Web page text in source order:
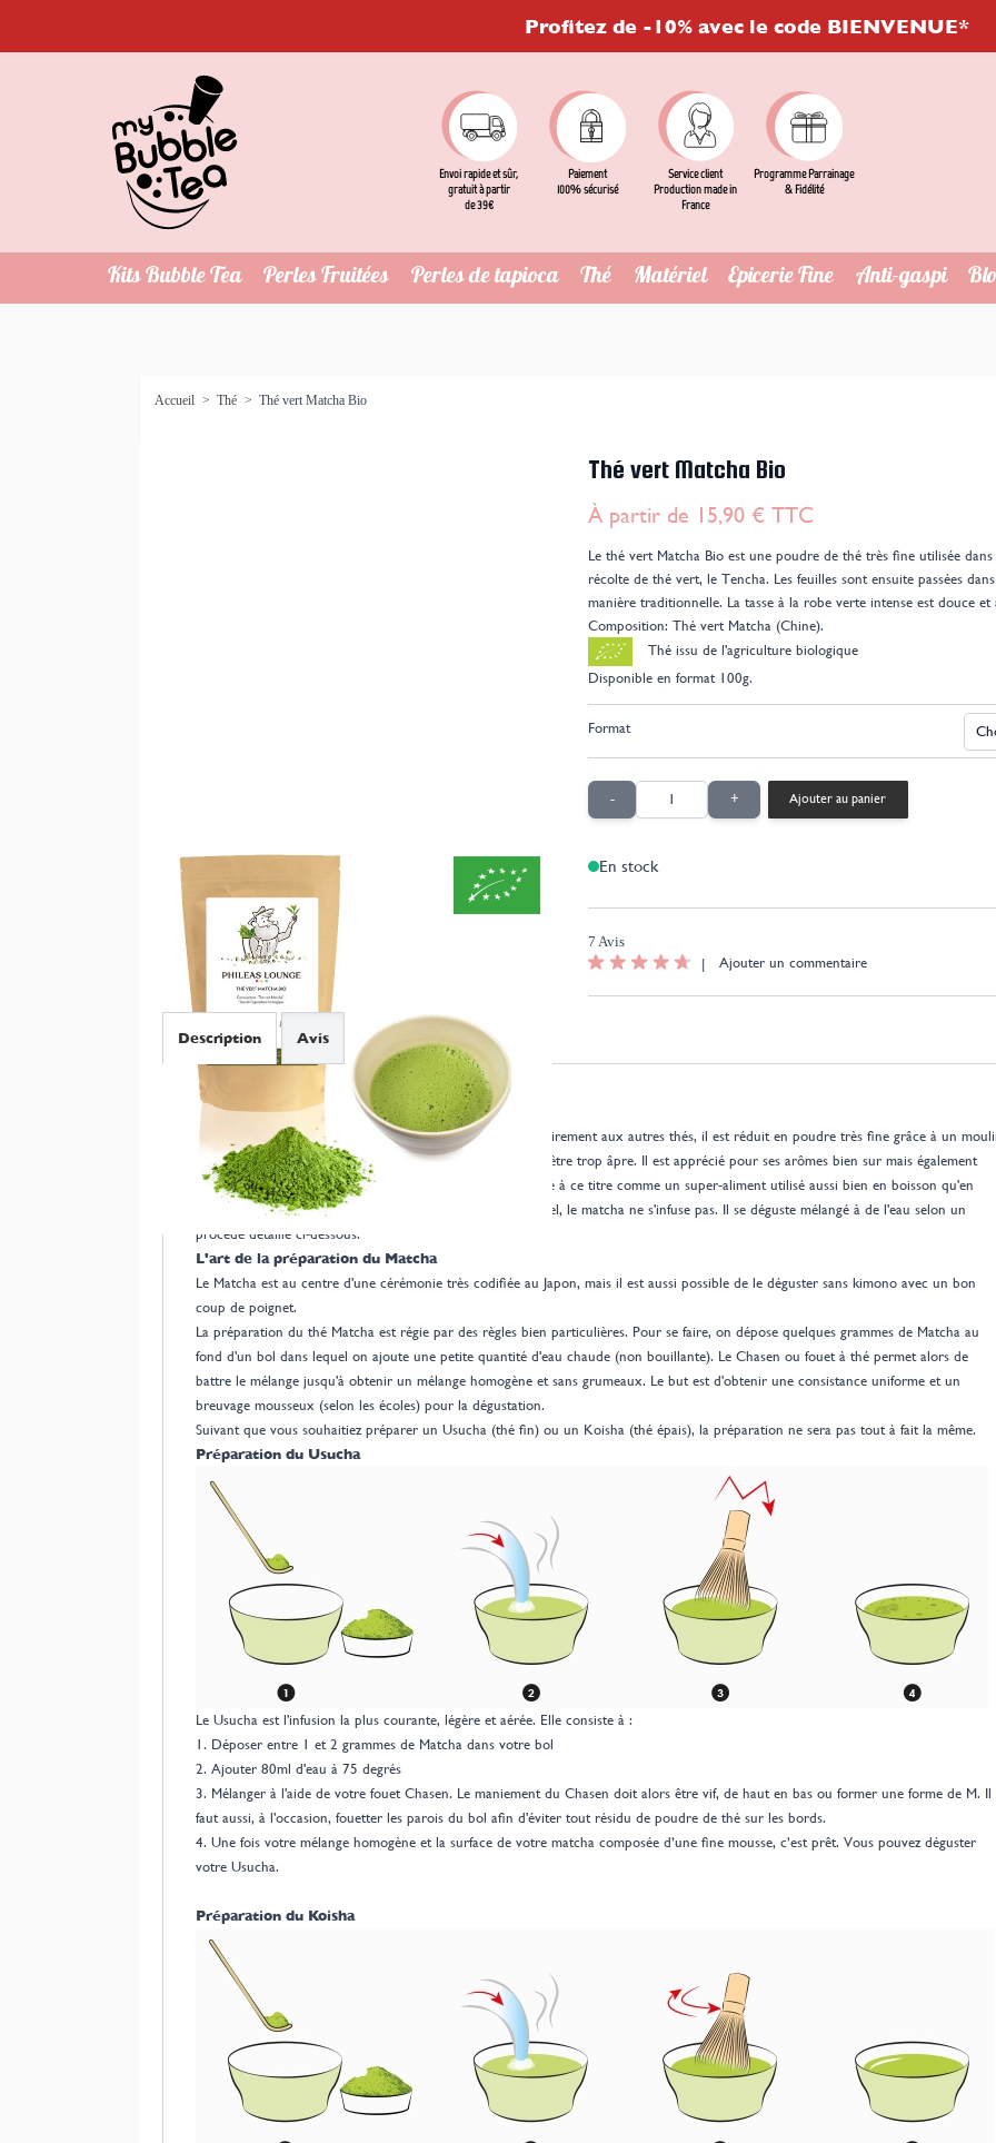
Profitez de -10% avec le code BIENVENUE*
Envoi rapide et sûr,
gratuit à partir
de 39€
Paiement
100% sécurisé
Service client
Production made in
France
Programme Parrainage
& Fidélité
Kits Bubble Tea Perles Fruitées Perles de tapioca Thé Matériel Epicerie Fine Anti-gaspi
Accueil > Thé > Thé vert Matcha Bio
Thé vert Matcha Bio
À partir de 15,90 € TTC
Le thé vert Matcha Bio est une poudre de thé très fine utilisée
récolte de thé vert, le Tencha. Les feuilles sont ensuite passées
manière traditionnelle. La tasse à la robe verte intense est douce et
Composition: Thé vert Matcha (Chine).
Thé issu de l'agriculture biologique
Disponible en format 100g.
Format
Quantité
- + Ajouter au panier
En stock
7 Avis
|
Ajouter un commentaire
Description Avis
Dégustation du thé vert Matcha Bio
Le Matcha est issu d'une récolte de thé vert tencha. Contrairement aux autres thés, il est réduit en poudre très fine grâce à un
à pierre. Le goût comme la robe est très vert, intense sans être trop âpre. Il est apprécié pour ses arômes bien sur mais également
pour ses propriétés antioxydantes. Il est d'ailleurs considéré à ce titre comme un super-aliment utilisé aussi bien en boisson qu'en
cuisine ou en cosmétique. Contrairement au thé traditionnel, le matcha ne s'infuse pas. Il se déguste mélangé à de l'eau selon un
procédé détaillé ci-dessous.
L'art de la préparation du Matcha
Le Matcha est au centre d'une cérémonie très codifiée au Japon, mais il est aussi possible de le déguster sans kimono avec un bon
coup de poignet.
La préparation du thé Matcha est régie par des règles bien particulières. Pour se faire, on dépose quelques grammes de Matcha au
fond d'un bol dans lequel on ajoute une petite quantité d'eau chaude (non bouillante). Le Chasen ou fouet à thé permet alors de
battre le mélange jusqu'à obtenir un mélange homogène et sans grumeaux. Le but est d'obtenir une consistance uniforme et un
breuvage mousseux (selon les écoles) pour la dégustation.
Suivant que vous souhaitiez préparer un Usucha (thé fin) ou un Koisha (thé épais), la préparation ne sera pas tout à fait la même.
Préparation du Usucha
Le Usucha est l'infusion la plus courante, légère et aérée. Elle consiste à :
1. Déposer entre 1 et 2 grammes de Matcha dans votre bol
2. Ajouter 80ml d'eau à 75 degrés
3. Mélanger à l'aide de votre fouet Chasen. Le maniement du Chasen doit alors être vif, de haut en bas ou former une forme de M. Il
faut aussi, à l'occasion, fouetter les parois du bol afin d'éviter tout résidu de poudre de thé sur les bords.
4. Une fois votre mélange homogène et la surface de votre matcha composée d’une fine mousse, c’est prêt. Vous pouvez déguster
votre Usucha.
Préparation du Koisha